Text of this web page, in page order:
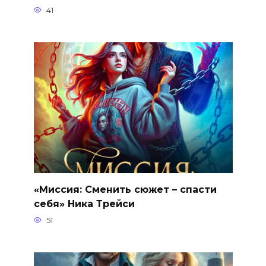
41
«Миссия: Сменить сюжет – спасти
себя» Ника Трейси
51